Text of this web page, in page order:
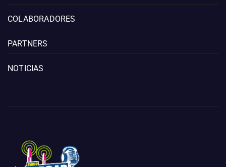
COLABORADORES
PARTNERS
NOTICIAS